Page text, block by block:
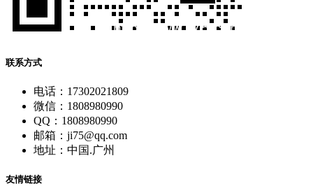
联系方式
电话：17302021809
微信：1808980990
QQ：1808980990
邮箱：ji75@qq.com
地址：中国.广州
友情链接